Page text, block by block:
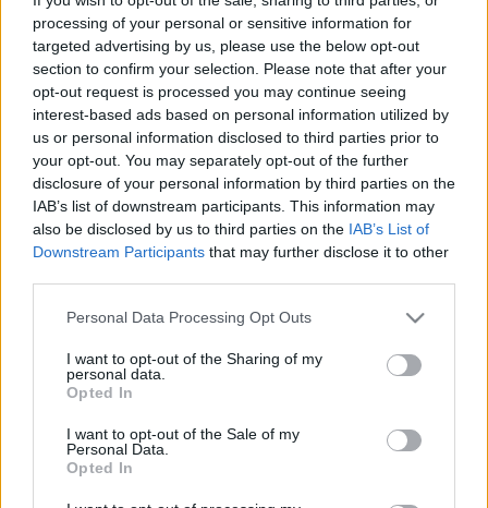
processing of your personal or sensitive information for
targeted advertising by us, please use the below opt-out
section to confirm your selection. Please note that after your
opt-out request is processed you may continue seeing
interest-based ads based on personal information utilized by
us or personal information disclosed to third parties prior to
your opt-out. You may separately opt-out of the further
disclosure of your personal information by third parties on the
IAB’s list of downstream participants. This information may
also be disclosed by us to third parties on the IAB’s List of
Downstream Participants that may further disclose it to other
Please note that this website/app uses one or more Google
not limited to your visit or usage behaviour. You may click to
grant or deny consent to Google and its third-party tags to
use your data for below specified purposes in below Google
consent section.
Personal Data Processing Opt Outs
I want to opt-out of the Sharing of my
personal data.
Opted In
I want to opt-out of the Sale of my
Personal Data.
Opted In
Kamerer Ulrik vejét választották meg bírónak. A magyarok
élén álló György deákot pedig saját híveivel üldöztették el a
városból. A magyar párt új vezetőjét, János ötvöst titokban
elfogatták, megkínozták, majd meggyilkolták, a holttestet
pedig a Dunába dobták. Miután testét az ár partra vetette,
elszabadultak az indulatok. A feldühödött magyar polgárok a
város szőlőiben dolgozó napszámosokkal a német
kereskedők házaira támadtak - a szintén gazdag zsákmányt
álló testület választotta. A tanácstagok fele magyar, fele
német volt, a bírói tisztet egyik évben magyar, másik évben
német viselte. A felkelés hatása az országos politikában is
érezhető volt: az országgyűlésen megjelent köznemesség